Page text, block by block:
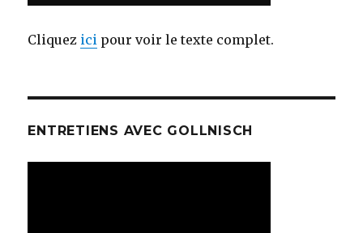
Cliquez ici pour voir le texte complet.
ENTRETIENS AVEC GOLLNISCH